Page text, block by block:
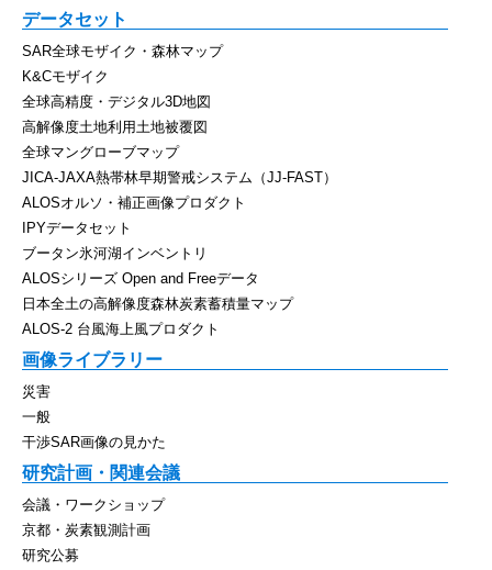
データセット
SAR全球モザイク・森林マップ
K&Cモザイク
全球高精度・デジタル3D地図
高解像度土地利用土地被覆図
全球マングローブマップ
JICA-JAXA熱帯林早期警戒システム（JJ-FAST）
ALOSオルソ・補正画像プロダクト
IPYデータセット
ブータン氷河湖インベントリ
ALOSシリーズ Open and Freeデータ
日本全土の高解像度森林炭素蓄積量マップ
ALOS-2 台風海上風プロダクト
画像ライブラリー
災害
一般
干渉SAR画像の見かた
研究計画・関連会議
会議・ワークショップ
京都・炭素観測計画
研究公募